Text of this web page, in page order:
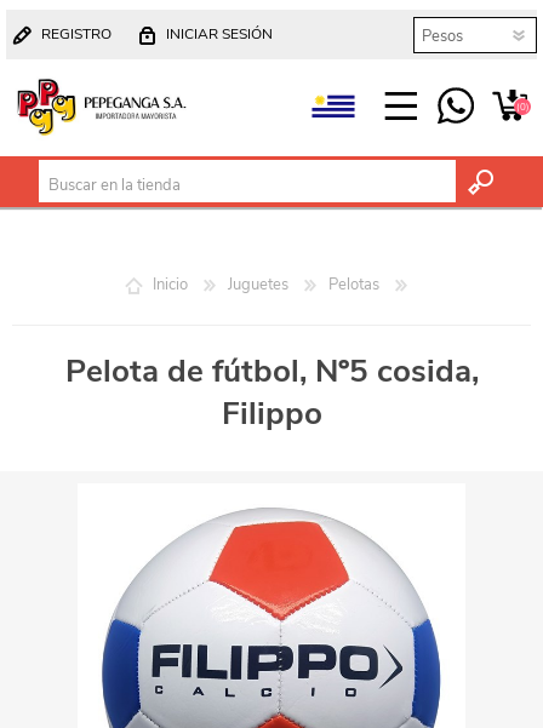
REGISTRO INICIAR SESIÓN
(0)
Inicio Juguetes Pelotas
Pelota de fútbol, Nº5 cosida,
Filippo